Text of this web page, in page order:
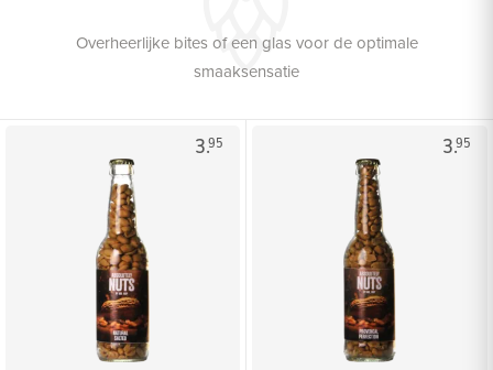
Overheerlijke bites of een glas voor de optimale
smaaksensatie
3.95 3.95